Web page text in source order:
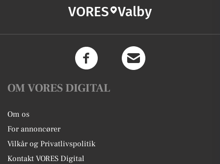
VORES Valby
OM VORES DIGITAL
Om os
For annoncører
Vilkår og Privatlivspolitik
Kontakt VORES Digital